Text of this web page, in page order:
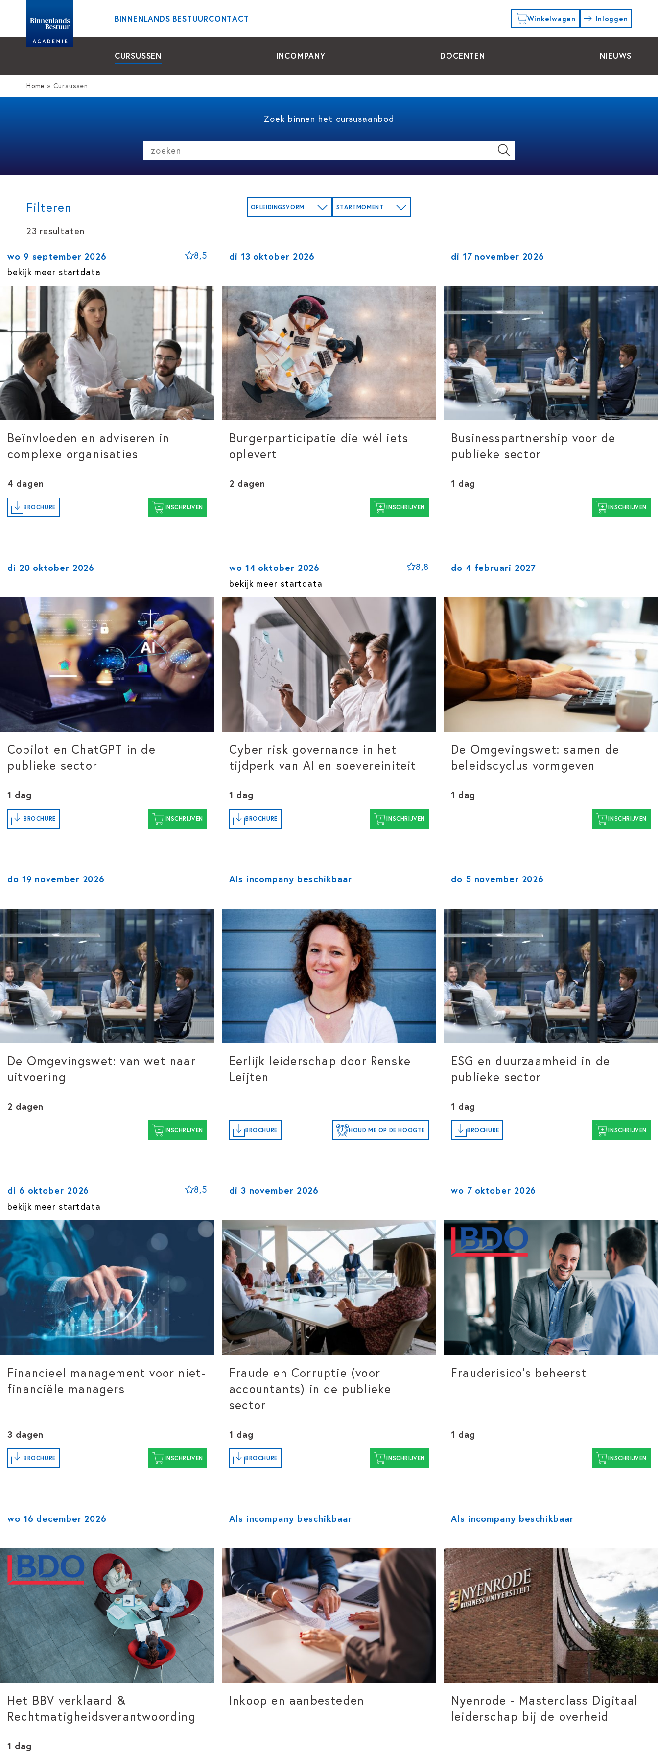
BINNENLANDS BESTUURCONTACT Winkelwagen Inloggen
CURSUSSEN INCOMPANY DOCENTEN NIEUWS
Home » Cursussen
Zoek binnen het cursusaanbod
Filteren OPLEIDINGSVORM STARTMOMENT
23 resultaten
wo 9 september 2026
bekijk meer startdata
8,5
Beïnvloeden en adviseren in
complexe organisaties
4 dagen
BROCHURE INSCHRIJVEN
di 13 oktober 2026
Burgerparticipatie die wél iets
oplevert
2 dagen
INSCHRIJVEN
di 17 november 2026
Businesspartnership voor de
publieke sector
1 dag
INSCHRIJVEN
di 20 oktober 2026
Copilot en ChatGPT in de
publieke sector
1 dag
BROCHURE INSCHRIJVEN
wo 14 oktober 2026
bekijk meer startdata
8,8
Cyber risk governance in het
tijdperk van AI en soevereiniteit
1 dag
BROCHURE INSCHRIJVEN
do 4 februari 2027
De Omgevingswet: samen de
beleidscyclus vormgeven
1 dag
INSCHRIJVEN
do 19 november 2026
De Omgevingswet: van wet naar
uitvoering
2 dagen
INSCHRIJVEN
Als incompany beschikbaar
Eerlijk leiderschap door Renske
Leijten
BROCHURE HOUD ME OP DE HOOGTE
do 5 november 2026
ESG en duurzaamheid in de
publieke sector
1 dag
BROCHURE INSCHRIJVEN
di 6 oktober 2026
bekijk meer startdata
8,5
Financieel management voor niet-
financiële managers
3 dagen
BROCHURE INSCHRIJVEN
di 3 november 2026
Fraude en Corruptie (voor
accountants) in de publieke
sector
1 dag
BROCHURE INSCHRIJVEN
wo 7 oktober 2026
Frauderisico's beheerst
1 dag
INSCHRIJVEN
wo 16 december 2026
Het BBV verklaard &
Rechtmatigheidsverantwoording
1 dag
Als incompany beschikbaar
Inkoop en aanbesteden
Als incompany beschikbaar
Nyenrode - Masterclass Digitaal
leiderschap bij de overheid